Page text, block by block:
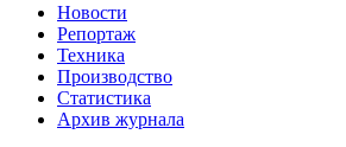
Новости
Репортаж
Техника
Производство
Статистика
Архив журнала